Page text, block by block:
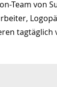
Team von
tagtäglich